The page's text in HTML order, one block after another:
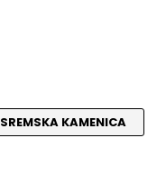
SREMSKA KAMENICA